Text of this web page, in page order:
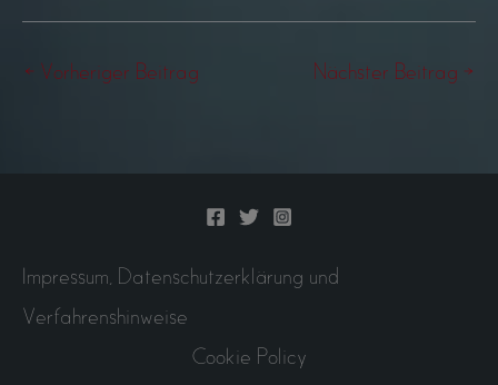
← Vorheriger Beitrag Nächster Beitrag →
Impressum, Datenschutzerklärung und
Verfahrenshinweise
Cookie Policy